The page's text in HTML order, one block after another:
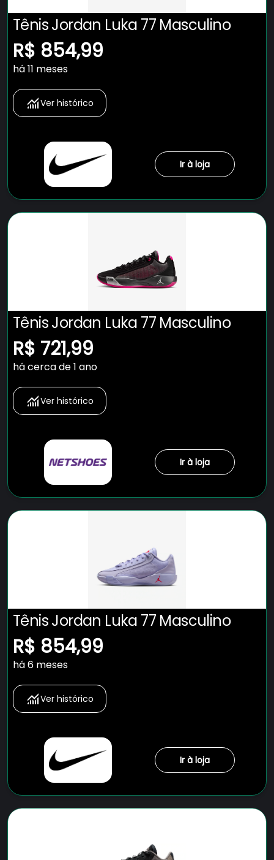
Tênis Jordan Luka 77 Masculino
R$ 854,99
há 11 meses
Ver histórico
Ir à loja
Tênis Jordan Luka 77 Masculino
R$ 721,99
há cerca de 1 ano
Ver histórico
Ir à loja
Tênis Jordan Luka 77 Masculino
R$ 854,99
há 6 meses
Ver histórico
Ir à loja